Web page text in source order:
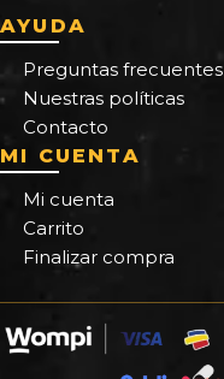
AYUDA
Preguntas frecuentes
Nuestras políticas
Contacto
MI CUENTA
Mi cuenta
Carrito
Finalizar compra